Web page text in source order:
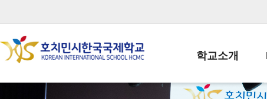
학교소개
학교장인사말